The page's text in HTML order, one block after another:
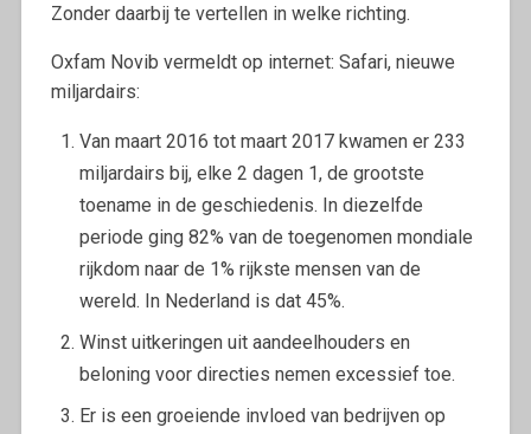
Zonder daarbij te vertellen in welke richting.
Oxfam Novib vermeldt op internet: Safari, nieuwe
miljardairs:
Van maart 2016 tot maart 2017 kwamen er 233
miljardairs bij, elke 2 dagen 1, de grootste
toename in de geschiedenis. In diezelfde
periode ging 82% van de toegenomen mondiale
rijkdom naar de 1% rijkste mensen van de
wereld. In Nederland is dat 45%.
Winst uitkeringen uit aandeelhouders en
beloning voor directies nemen excessief toe.
Er is een groeiende invloed van bedrijven op